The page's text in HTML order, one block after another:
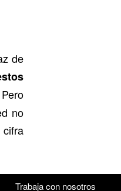
de
no
cifra
Trabaja con nosotros